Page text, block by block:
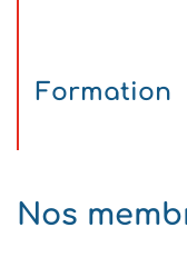
Formation
Nos